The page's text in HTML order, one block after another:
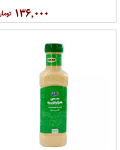
۱۳۶,۰۰۰